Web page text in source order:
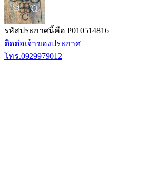
รหัสประกาศนี้คือ P010514816
ติดต่อเจ้าของประกาศ
โทร.0929979012